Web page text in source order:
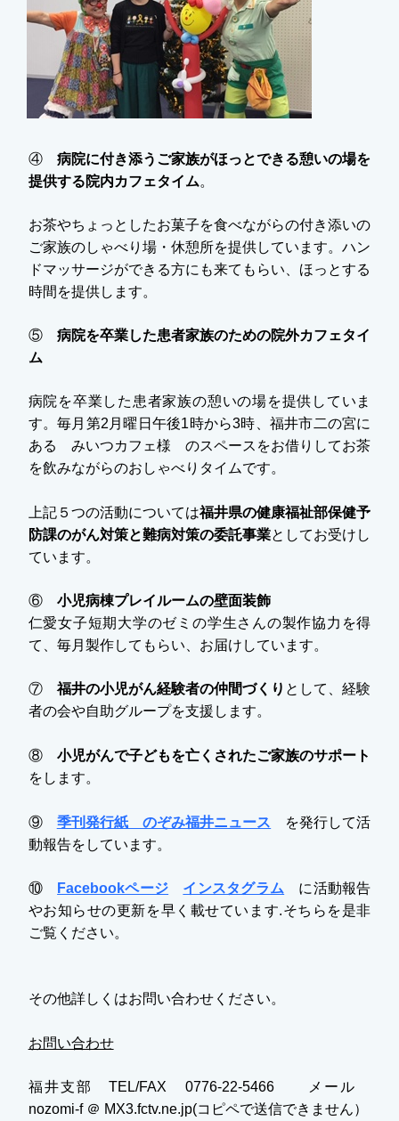
④ 病院に付き添うご家族がほっとできる憩いの場を
提供する院内カフェタイム。
お茶やちょっとしたお菓子を食べながらの付き添いの
ご家族のしゃべり場・休憩所を提供しています。ハン
ドマッサージができる方にも来てもらい、ほっとする
時間を提供します。
⑤ 病院を卒業した患者家族のための院外カフェタイ
ム
病院を卒業した患者家族の憩いの場を提供していま
す。毎月第2月曜日午後1時から3時、福井市二の宮に
ある みいつカフェ様 のスペースをお借りしてお茶
を飲みながらのおしゃべりタイムです。
上記５つの活動については福井県の健康福祉部保健予
防課のがん対策と難病対策の委託事業としてお受けし
ています。
⑥ 小児病棟プレイルームの壁面装飾
仁愛女子短期大学のゼミの学生さんの製作協力を得
て、毎月製作してもらい、お届けしています。
⑦福井の小児がん経験者の仲間づくり として、経験
者の会や自助グループを支援します。
⑧ 小児がんで子どもを亡くされたご家族のサポート
をします。
⑨ 季刊発行紙 のぞみ福井ニュース を発行して活
動報告をしています。
⑩ Facebookページ インスタグラム に活動報告
やお知らせの更新を早く載せています.そちらを是非
ご覧ください。
その他詳しくはお問い合わせください。
お問い合わせ
福井支部 TEL/FAX 0776-22-5466 メール
nozomi-f ＠ MX3.fctv.ne.jp(コピペで送信できません）